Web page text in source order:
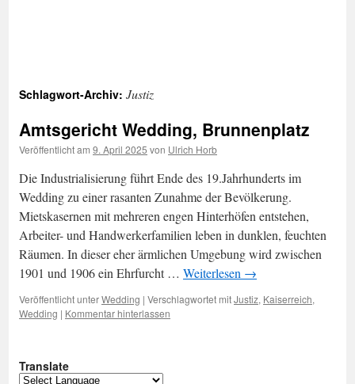
Schlagwort-Archiv: Justiz
Amtsgericht Wedding, Brunnenplatz
Veröffentlicht am 9. April 2025 von Ulrich Horb
Die Industrialisierung führt Ende des 19.Jahrhunderts im
Wedding zu einer rasanten Zunahme der Bevölkerung.
Mietskasernen mit mehreren engen Hinterhöfen entstehen,
Arbeiter- und Handwerkerfamilien leben in dunklen, feuchten
Räumen. In dieser eher ärmlichen Umgebung wird zwischen
1901 und 1906 ein Ehrfurcht … Weiterlesen →
Veröffentlicht unterWedding | Verschlagwortet mitJustiz, Kaiserreich,
Wedding | Kommentar hinterlassen
Translate